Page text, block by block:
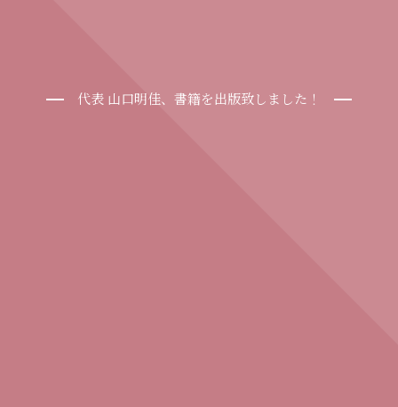
代表 山口明佳、書籍を出版致しました！